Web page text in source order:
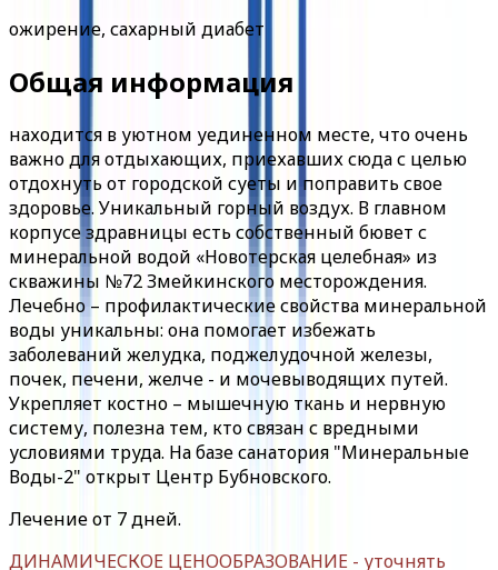
ожирение, сахарный диабет
Общая информация
находится в уютном уединенном месте, что очень
важно для отдыхающих, приехавших сюда с целью
отдохнуть от городской суеты и поправить свое
здоровье. Уникальный горный воздух. В главном
корпусе здравницы есть собственный бювет с
минеральной водой «Новотерская целебная» из
скважины №72 Змейкинского месторождения.
Лечебно – профилактические свойства минеральной
воды уникальны: она помогает избежать
заболеваний желудка, поджелудочной железы,
почек, печени, желче - и мочевыводящих путей.
Укрепляет костно – мышечную ткань и нервную
систему, полезна тем, кто связан с вредными
условиями труда. На базе санатория "Минеральные
Воды-2" открыт Центр Бубновского.
Лечение от 7 дней.
ДИНАМИЧЕСКОЕ ЦЕНООБРАЗОВАНИЕ - уточнять